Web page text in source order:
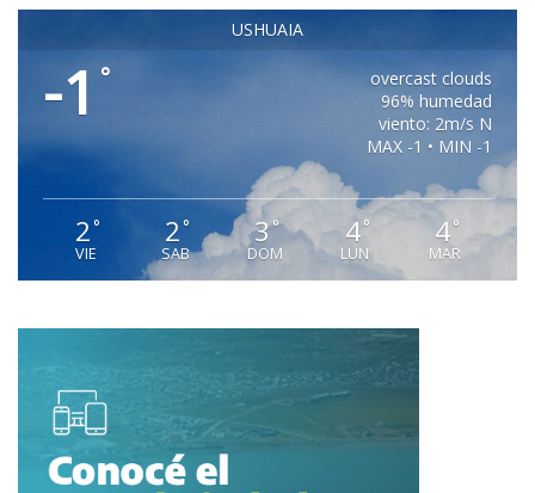
USHUAIA
-1 °
overcast clouds
96% humedad
viento: 2m/s N
MAX -1 • MIN -1
2°
VIE
2 °
SAB
3°
DOM
4°
LUN
4°
MAR